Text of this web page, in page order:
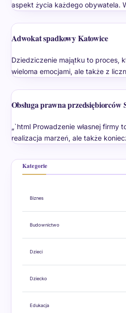
aspekt życia każdego obywatela.
Adwokat spadkowy Katowice
Dziedziczenie majątku to proces,
wieloma emocjami, ale także z
Obsługa prawna przedsiębiorców
„`html Prowadzenie własnej firmy
realizacja marzeń, ale także
Kategorie
Biznes
Budownictwo
Dzieci
Dziecko
Edukacja